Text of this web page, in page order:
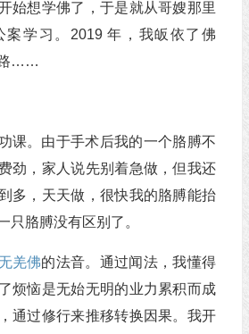
始想学佛了，于是就从哥嫂那里
案学习。2019 年，我皈依了佛
路……
课。由于手术后我的一个胳膊不
劲，家人说先别着急做，但我还
多，天天做，很快我的胳膊能抬
只胳膊没有区别了。
羌佛的法音。通过闻法，我懂得
烦恼是无始无明的业力累积而成
通过修行来推移转换因果。我开